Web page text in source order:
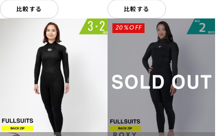
比較する 比較する
20%OFF